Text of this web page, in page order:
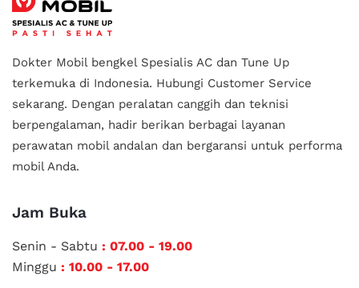
Dokter Mobil bengkel Spesialis AC dan Tune Up
terkemuka di Indonesia. Hubungi Customer Service
sekarang. Dengan peralatan canggih dan teknisi
berpengalaman, hadir berikan berbagai layanan
perawatan mobil andalan dan bergaransi untuk performa
mobil Anda.
Jam Buka
Senin - Sabtu : 07.00 - 19.00
Minggu : 10.00 - 17.00